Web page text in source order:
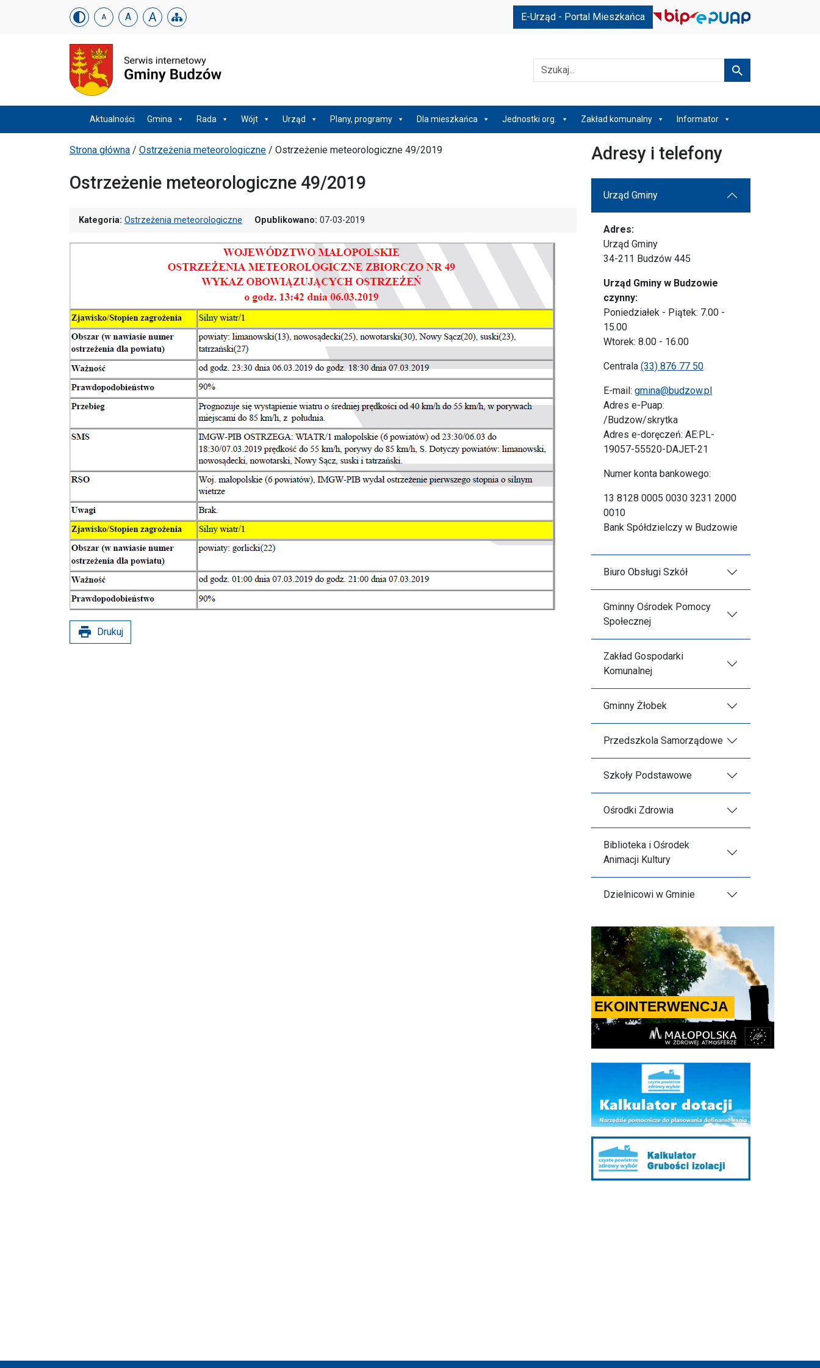
Urząd Gminy w Budzowie
Skip menu A A A E-Urząd - Portal Mieszkańca
Szukaj Szukaj
Menu główneAktualności Gmina Rada Wójt Urząd Plany, programy Dla mieszkańca Jednostki org. Zakład komunalny Informator
Ścieżka powrotu
Strona główna / Ostrzeżenia meteorologiczne / Ostrzeżenie meteorologiczne 49/2019
Ostrzeżenie meteorologiczne 49/2019
Kategoria: Ostrzeżenia meteorologiczne Opublikowano: 07-03-2019
print Drukuj
Adresy i telefony
Urząd Gminy
Adres:
Urząd Gminy
34-211 Budzów 445
Urząd Gminy w Budzowie
czynny:
Poniedziałek - Piątek: 7.00 -
15.00
Wtorek: 8.00 - 16.00
Centrala (33) 876 77 50
E-mail: gmina@budzow.pl
Adres e-Puap:
/Budzow/skrytka
Adres e-doręczeń: AE:PL-
19057-55520-DAJET-21
Numer konta bankowego:
13 8128 0005 0030 3231 2000
0010
Bank Spółdzielczy w Budzowie
Biuro Obsługi Szkół
Gminny Ośrodek Pomocy
Społecznej
Zakład Gospodarki
Komunalnej
Gminny Żłobek
Przedszkola Samorządowe
Szkoły Podstawowe
Ośrodki Zdrowia
Biblioteka i Ośrodek
Animacji Kultury
Dzielnicowi w Gminie